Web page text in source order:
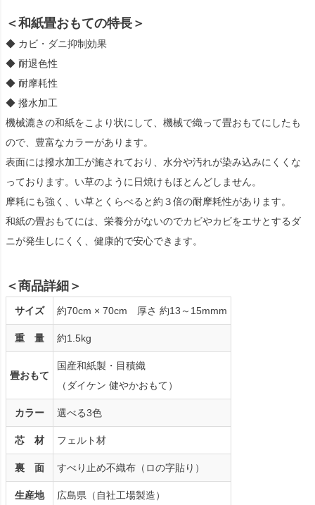
＜和紙畳おもての特長＞
◆ カビ・ダニ抑制効果
◆ 耐退色性
◆ 耐摩耗性
◆ 撥水加工
機械漉きの和紙をこより状にして、機械で織って畳おもてにしたも
ので、豊富なカラーがあります。
表面には撥水加工が施されており、水分や汚れが染み込みにくくな
っております。い草のように日焼けもほとんどしません。
摩耗にも強く、い草とくらべると約３倍の耐摩耗性があります。
和紙の畳おもてには、栄養分がないのでカビやカビをエサとするダ
ニが発生しにくく、健康的で安心できます。
＜商品詳細＞
サイズ 約70cm × 70cm 厚さ 約13～15mmm
重 量 約1.5kg
畳おもて
国産和紙製・目積織
（ダイケン 健やかおもて）
カラー 選べる3色
芯 材 フェルト材
裏 面 すべり止め不織布（ロの字貼り）
生産地 広島県（自社工場製造）